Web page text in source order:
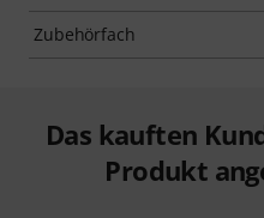
Zubehörfach
Das kauften
Produkt